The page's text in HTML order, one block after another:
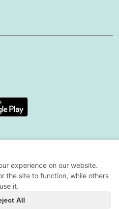
Evästeasetukset